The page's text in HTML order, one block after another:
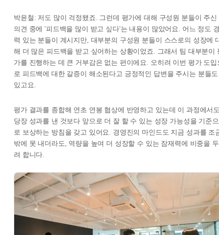
박윤철: 저도 많이 걱정됐죠. 그런데 평가에 대해 구성원 분들이 주신
의견 중에 '피드백을 많이 받고 싶다'는 내용이 많았어요. 어느 정도
력 있는 분들이 계시지만, 대부분의 구성원 분들이 스스로의 성장에
해 더 많은 피드백을 받고 싶어하는 상황이었죠. 그래서 팀 대부분이
가를 진행하는 데 큰 거부감은 없는 편이에요. 오히려 이번 평가 도입
로 피드백에 대한 갈증이 해소된다고 긍정적인 답변을 주시는 분들도
있고요.
평가 결과를 종합해 연초 연봉 협상에 반영하고 있는데 이 과정에서
당장 성과를 낸 것보다 앞으로 더 잘 할 수 있는 성장 가능성을 기준으
로 보상하는 방침을 갖고 있어요. 경영진의 마인드도 지금 성과를 조
밖에 못 내더라도, 역량을 높여 더 성장할 수 있는 잠재력에 비중을 두
려 합니다.